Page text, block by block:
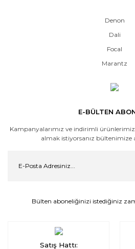
Denon
Dali
Focal
Marantz
E-BÜLTEN
Kampanyalarımız ve indirimli
almak istiyorsanız bültenimize
Bülten aboneliğinizi istediğiniz
Satış Hattı: